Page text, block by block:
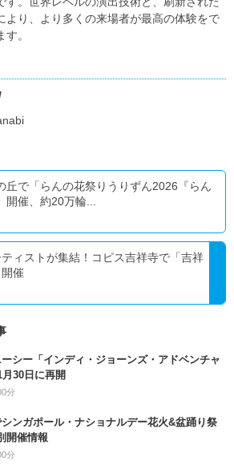
より、より多くの来場者が最高の体験をで
。
丘で「らんの花祭りうりずん2026『らん
開催、約20万輪...
ィストが集結！コピス吉祥寺で「吉祥
催
シー「インディ・ジョーンズ・アドベンチャ
30日に再開
分
ンガポール・ナショナルデー花火&盆踊り祭
開催情報
分